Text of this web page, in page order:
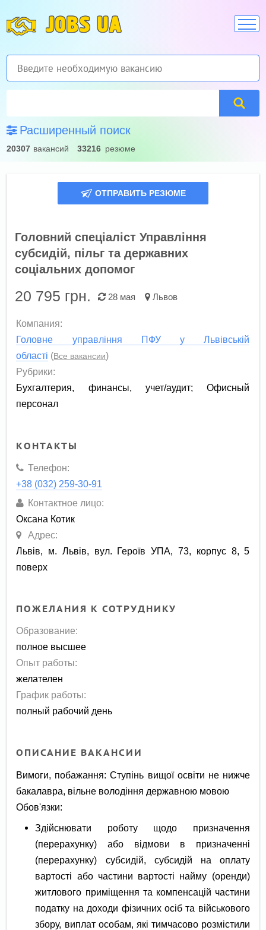
JOBS UA
Расширенный поиск
20307 вакансий 33216 резюме
ОТПРАВИТЬ РЕЗЮМЕ
Головний спеціаліст Управління
субсидій, пільг та державних
соціальних допомог
20 795 грн. 28 мая Львов
Компания:
Головне управління ПФУ у Львівській
області (Все вакансии)
Рубрики:
Бухгалтерия, финансы, учет/аудит;Офисный
персонал
КОНТАКТЫ
Телефон:
+38 (032) 259-30-91
Контактное лицо:
Оксана Котик
Адрес:
Львів, м. Львів, вул. Героїв УПА, 73, корпус 8, 5
поверх
ПОЖЕЛАНИЯ К СОТРУДНИКУ
Образование:
полное высшее
Опыт работы:
желателен
График работы:
полный рабочий день
ОПИСАНИЕ ВАКАНСИИ
Вимоги, побажання: Ступінь вищої освіти не нижче
бакалавра, вільне володіння державною мовою
Обов'язки:
Здійснювати роботу щодо призначення
(перерахунку) або відмови в призначенні
(перерахунку) субсидій, субсидій на оплату
вартості або частини вартості найму (оренди)
житлового приміщення та компенсацій частини
податку на доходи фізичних осіб та військового
збору, виплат особам, які тимчасово розмістили